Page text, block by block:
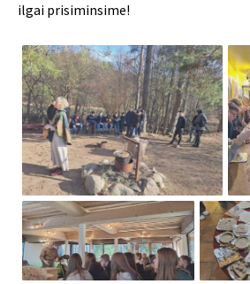
ilgai prisiminsime!